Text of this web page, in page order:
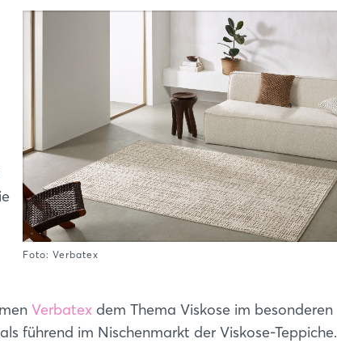
Foto: Verbatex
Verbatex dem Thema Viskose im besonderen
führend im Nischenmarkt der Viskose-Teppiche.